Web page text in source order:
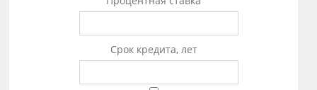
Срок кредита, лет